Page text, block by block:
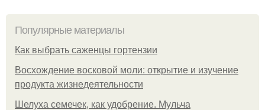
Популярные материалы
Как выбрать саженцы гортензии
Восхождение восковой моли: открытие и изучение
продукта жизнедеятельности
Шелуха семечек, как удобрение. Мульча